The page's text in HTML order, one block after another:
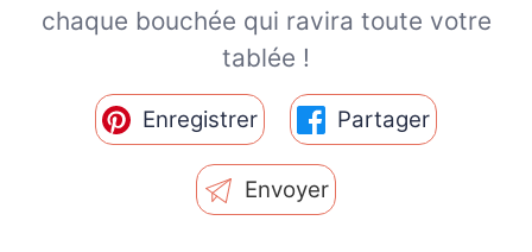
chaque bouchée qui ravira toute votre
tablée !
Enregistrer Partager
Envoyer